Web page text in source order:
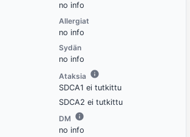
no info
Allergiat
no info
Sydän
no info
Ataksia
SDCA1 ei tutkittu
SDCA2 ei tutkittu
DM
no info